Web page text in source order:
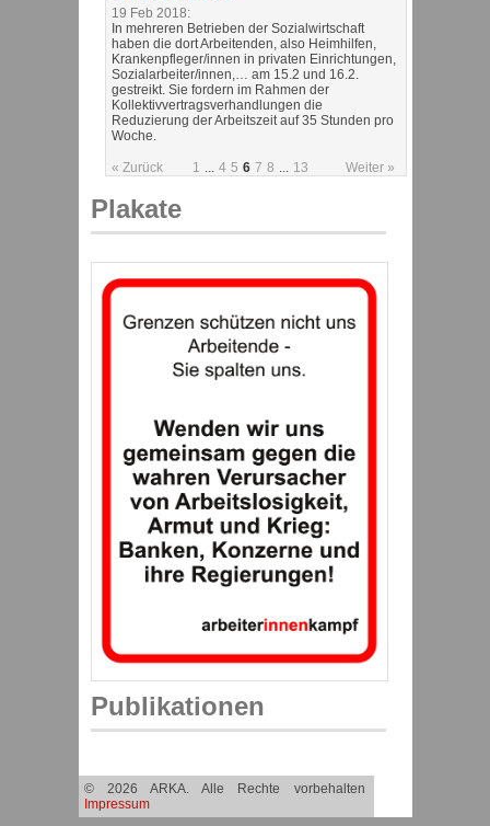
19 Feb 2018:
In mehreren Betrieben der Sozialwirtschaft
haben die dort Arbeitenden, also Heimhilfen,
Krankenpfleger/innen in privaten Einrichtungen,
Sozialarbeiter/innen,… am 15.2 und 16.2.
gestreikt. Sie fordern im Rahmen der
Kollektivvertragsverhandlungen die
Reduzierung der Arbeitszeit auf 35 Stunden pro
Woche.
« Zurück 1 4 5 6 7 8 13 Weiter »
Plakate
Publikationen
© 2026 ARKA. Alle Rechte vorbehalten
Impressum